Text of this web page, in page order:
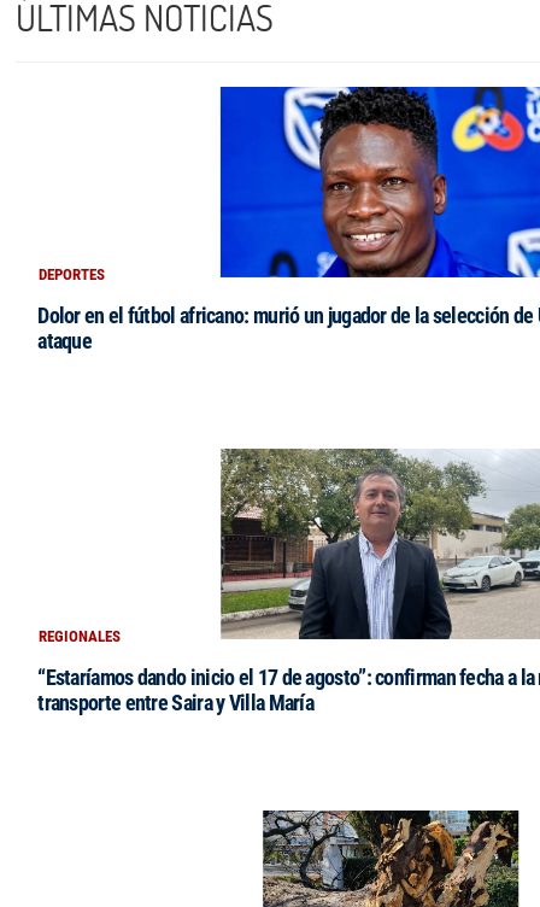
ÚLTIMAS NOTICIAS
DEPORTES
Dolor en el fútbol africano: murió un jugador de la selección
ataque
REGIONALES
“Estaríamos dando inicio el 17 de agosto”: confirman fecha a
transporte entre Saira y Villa María